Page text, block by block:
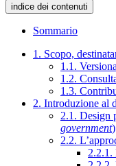
indice dei contenuti
Sommario
1. Scopo,
1.1.
1.2.
1.3.
2. Introduzione al
2.1. Design
government)
2.2.
2.2.1.